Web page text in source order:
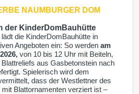
NAUMBURGER DOM
der KinderDomBauhütte
lädt die KinderDomBauhütte in
Angeboten ein: So werden am
von 10 bis 12 Uhr mit Beiteln,
aus Gasbetonstein nach
Spielerisch wird dem
dass der Westlettner des
Blattornamenten verziert ist –